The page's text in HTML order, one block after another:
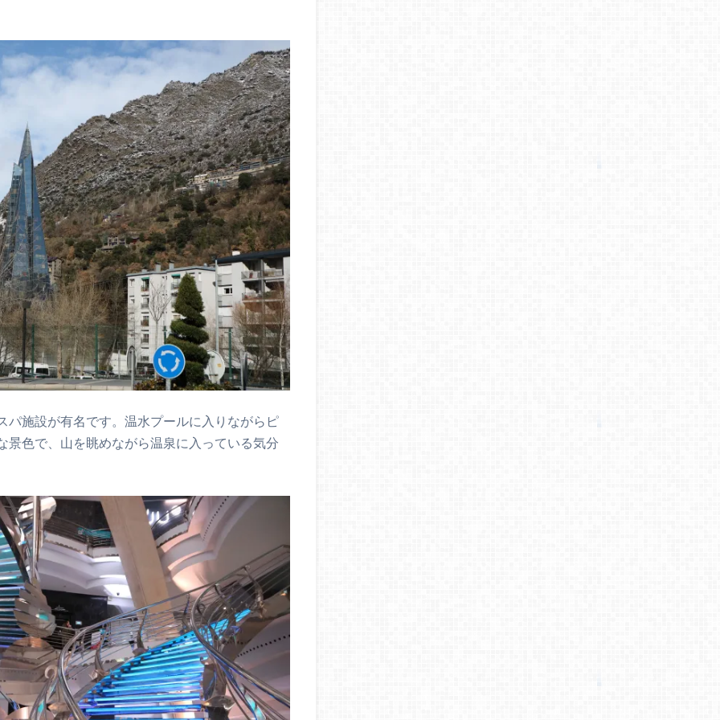
パ施設が有名です。温水プールに入りながらピ
景色で、山を眺めながら温泉に入っている気分